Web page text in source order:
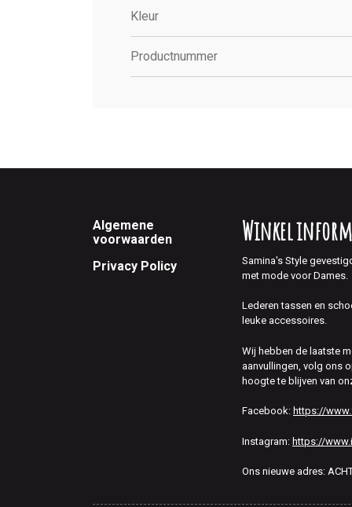
Kleur
Productnummer
Footer
Algemene
voorwaarden
Privacy Policy
Winkel
Samina's Style
met mode voor Dames.
Lederen tassen en
leuke accessoires.
Wij hebben de laatste
aanvullingen, volg ons
hoogte te blijven van
Facebook: https://
Instagram: https://
Ons nieuwe adres: